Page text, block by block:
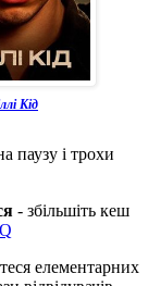
Кід
паузу і трохи
- збільшіть кеш
елементарних